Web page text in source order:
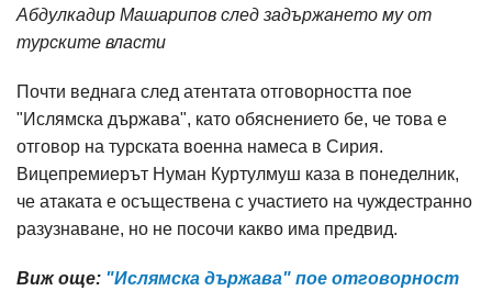
Абдулкадир Машарипов след задържането му от
турските власти
Почти веднага след атентата отговорността пое
"Ислямска държава", като обяснението бе, че това е
отговор на турската военна намеса в Сирия.
Вицепремиерът Нуман Куртулмуш каза в понеделник,
че атаката е осъществена с участието на чуждестранно
разузнаване, но не посочи какво има предвид.
Виж още: "Ислямска държава" пое отговорност